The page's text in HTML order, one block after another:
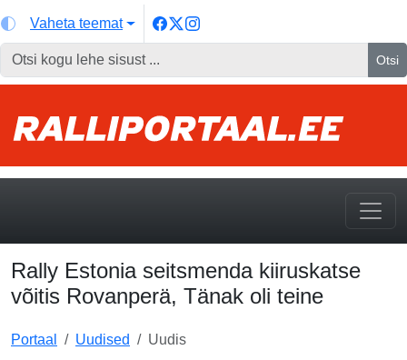
Vaheta teemat
Otsi
Rally Estonia seitsmenda kiiruskatse
võitis Rovanperä, Tänak oli teine
Portaal Uudised Uudis